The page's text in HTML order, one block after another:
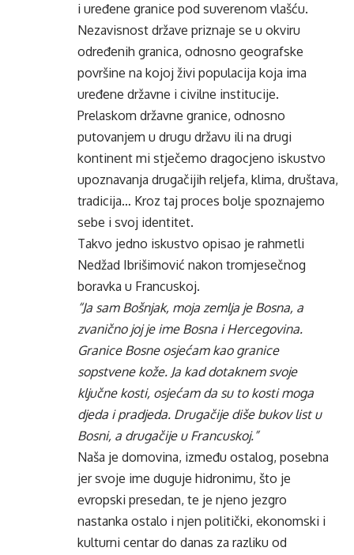
i uređene granice pod suverenom vlašću.
Nezavisnost države priznaje se u okviru
određenih granica, odnosno geografske
površine na kojoj živi populacija koja ima
uređene državne i civilne institucije.
Prelaskom državne granice, odnosno
putovanjem u drugu državu ili na drugi
kontinent mi stječemo dragocjeno iskustvo
upoznavanja drugačijih reljefa, klima, društava,
tradicija… Kroz taj proces bolje spoznajemo
sebe i svoj identitet.
Takvo jedno iskustvo opisao je rahmetli
Nedžad Ibrišimović nakon tromjesečnog
boravka u Francuskoj.
“Ja sam Bošnjak, moja zemlja je Bosna, a
zvanično joj je ime Bosna i Hercegovina.
Granice Bosne osjećam kao granice
sopstvene kože. Ja kad dotaknem svoje
ključne kosti, osjećam da su to kosti moga
djeda i pradjeda. Drugačije diše bukov list u
Bosni, a drugačije u Francuskoj.”
Naša je domovina, između ostalog, posebna
jer svoje ime duguje hidronimu, što je
evropski presedan, te je njeno jezgro
nastanka ostalo i njen politički, ekonomski i
kulturni centar do danas za razliku od